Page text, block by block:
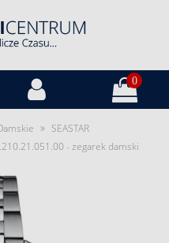
0
» SEASTAR
- zegarek damski